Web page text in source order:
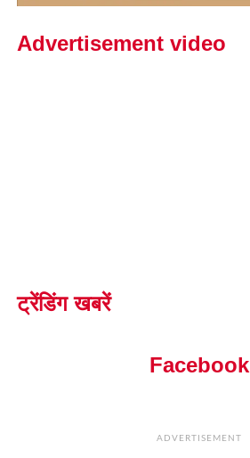
Advertisement video
ट्रेंडिंग खबरें
Facebook
ADVERTISEMENT